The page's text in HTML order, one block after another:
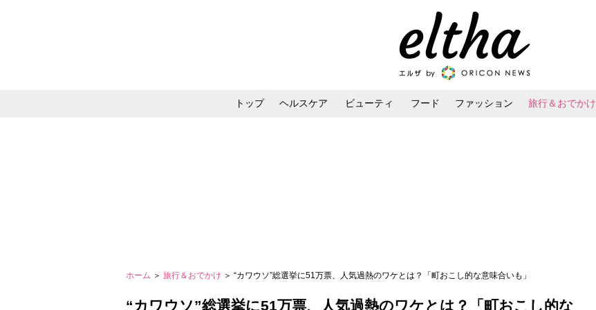
トップ ヘルスケア ビューティ フード ファッション 旅行＆おでかけ
ホーム ＞ 旅行＆おでかけ ＞ “カワウソ”総選挙に51万票、人気過熱のワケとは？「町おこし的な意味合いも」
“カワウソ”総選挙に51万票、人気過熱のワケとは？「町おこし的な